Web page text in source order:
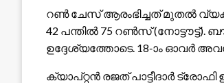
റൺ ചേസ് ആരംഭിച്ചത് മുതൽ
42 പന്തിൽ 75 റൺസ്
ഉദ്ദേശ്യത്തോടെ. 18-ാം ഓവർ
ക്യാപ്റ്റൻ രജത് പാട്ടീദാർ